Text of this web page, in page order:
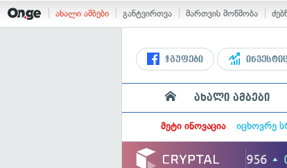
ახალი ამბები განტვირთვა მართვის მოწმობა
ჯგუფები
ახალი ამბები
მეტი ინოვაცია იცხოვრე